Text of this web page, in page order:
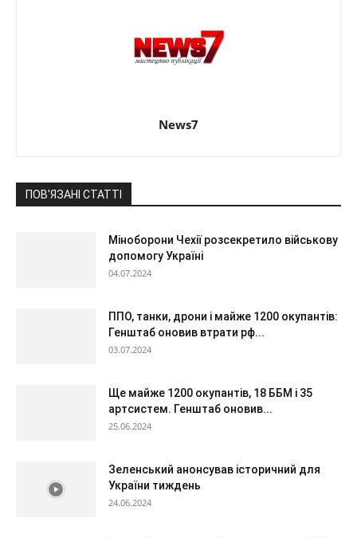
News7
ПОВ'ЯЗАНІ СТАТТІ
Міноборони Чехії розсекретило військову
допомогу Україні
04.07.2024
ППО, танки, дрони і майже 1200 окупантів:
Генштаб оновив втрати рф...
03.07.2024
Ще майже 1200 окупантів, 18 ББМ і 35
артсистем. Генштаб оновив...
25.06.2024
Зеленський анонсував історичний для
України тиждень
24.06.2024